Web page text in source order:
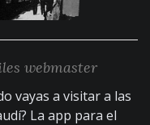
webmaster
vayas a visitar a las
La app para el